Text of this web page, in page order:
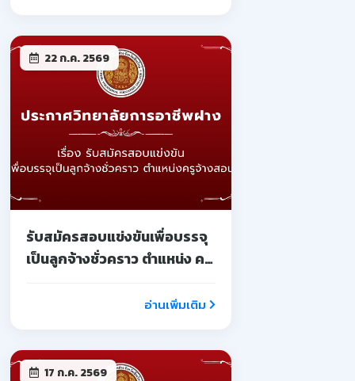
22 ก.ค. 2569
รับสมัครสอบแข่งขันเพื่อบรรจุ
เป็นลูกจ้างชั่วคราว ตำแหน่ง ครู
อ่านเพิ่มเติม
17 ก.ค. 2569